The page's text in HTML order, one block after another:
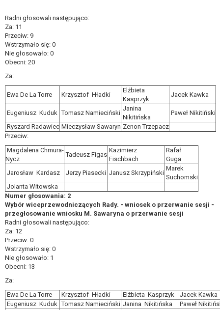
Radni głosowali następująco:
Za: 11
Przeciw: 9
Wstrzymało się: 0
Nie głosowało: 0
Obecni: 20
Za:
Ewa De La Torre Krzysztof Hładki
Elżbieta
Kasprzyk
Jacek Kawka
Eugeniusz Kuduk Tomasz Namieciński
Janina
Nikitińska
Paweł Nikitiński
Ryszard Radawiec Mieczysław Sawaryn Zenon Trzepacz
Przeciw:
Magdalena Chmura-
Nycz
Tadeusz Figas
Kazimierz
Fischbach
Rafał
Guga
Jarosław Kardasz
Jerzy Piasecki Janusz Skrzypiński
Marek
Suchomski
Jolanta Witowska
Numer głosowania: 2
Wybór wiceprzewodniczących Rady. - wniosek o przerwanie sesji -
przegłosowanie wniosku M. Sawaryna o przerwanie sesji
Radni głosowali następująco:
Za: 12
Przeciw: 0
Wstrzymało się: 0
Nie głosowało: 1
Obecni: 13
Za:
Ewa De La Torre
Krzysztof Hładki Elżbieta Kasprzyk
Jacek Kawka
Eugeniusz Kuduk Tomasz Namieciński Janina Nikitińska
Paweł
szczególną sytuacją. W razie wniesienia
wolności osoby, której dane dotyczą, lub
podstaw do ustalenia, dochodzenia lub obrony
roszczeń.
odbywa się na podstawie zgody osoby na
przetwarzanie danych osobowych (art. 6 ust. 1 lit a
RODO), przysługuje Pani/Panu prawo do cofnięcia
tej zgody w dowolnym momencie. Cofnięcie to nie
ma wpływu na zgodność przetwarzania, którego
dokonano na podstawie zgody przed jej cofnięciem.
Przysługuje Pani/Panu prawo wniesienia skargi do
organu nadzorczego na niezgodne z prawem
administratora.
Organem właściwym do wniesienia skargi jest
dane osobowe, podanie danych osobowych jest
dobrowolne albo jest wymogiem ustawowym lub